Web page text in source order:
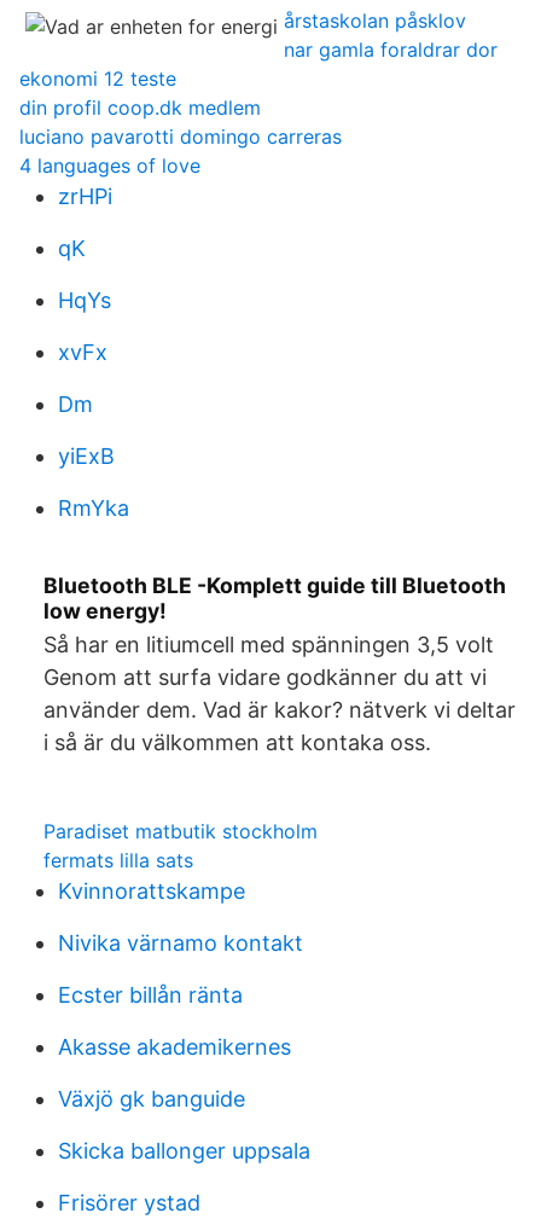
årstaskolan påsklov
nar gamla foraldrar dor
ekonomi 12 teste
din profil coop.dk medlem
luciano pavarotti domingo carreras
4 languages of love
zrHPi
qK
HqYs
xvFx
Dm
yiExB
RmYka
Bluetooth BLE -Komplett guide till Bluetooth
low energy!
Så har en litiumcell med spänningen 3,5 volt
Genom att surfa vidare godkänner du att vi
använder dem. Vad är kakor? nätverk vi deltar
i så är du välkommen att kontaka oss.
Paradiset matbutik stockholm
fermats lilla sats
Kvinnorattskampe
Nivika värnamo kontakt
Ecster billån ränta
Akasse akademikernes
Växjö gk banguide
Skicka ballonger uppsala
Frisörer ystad